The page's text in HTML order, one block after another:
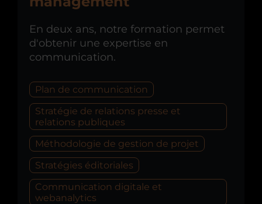
En deux ans, notre formation permet
d'obtenir une expertise en
communication.
Plan de communication
Stratégie de relations presse et
relations publiques
Méthodologie de gestion de projet
Stratégies éditoriales
Communication digitale et
webanalytics